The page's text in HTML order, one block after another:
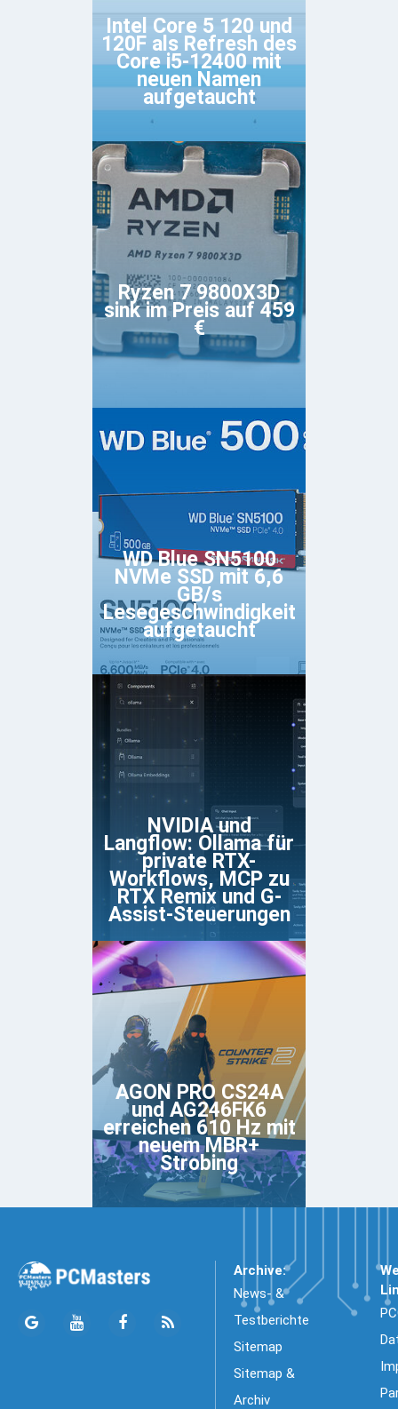
Intel Core 5 120 und
120F als Refresh des
Core i5-12400 mit
neuen Namen
aufgetaucht
Ryzen 7 9800X3D
sink im Preis auf 459
€
WD Blue SN5100
NVMe SSD mit 6,6
GB/s
Lesegeschwindigkeit
aufgetaucht
NVIDIA und
Langflow: Ollama für
private RTX-
Workflows, MCP zu
RTX Remix und G-
Assist-Steuerungen
AGON PRO CS24A
und AG246FK6
erreichen 610 Hz mit
neuem MBR+
Strobing
Archive:
News- &
Testberichte
Sitemap
Sitemap &
Archiv